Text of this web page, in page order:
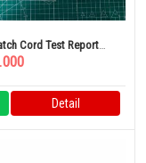
Cord Test Report
PC-FC/PC 5 Meter
Detail